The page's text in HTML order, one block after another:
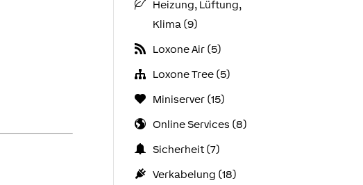
Heizung, Lüftung,
Klima (9)
Loxone Air (5)
Loxone Tree (5)
Miniserver (15)
Online Services (8)
Sicherheit (7)
Verkabelung (18)